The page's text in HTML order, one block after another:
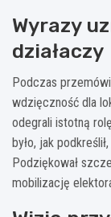
Wyrazy
działaczy
Podczas
wdzięczność dla
odegrali istotną
było, jak
Podziękował
mobilizację